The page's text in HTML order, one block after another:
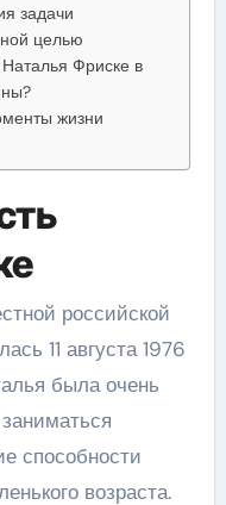
задачи
целью
Фриске в
жизни
российской
11 августа 1976
была очень
способности
возраста.